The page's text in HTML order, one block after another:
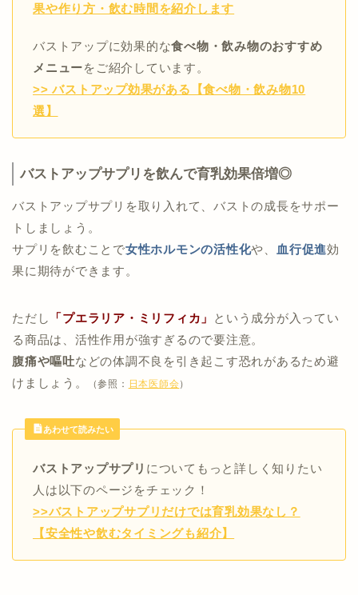
果や作り方・飲む時間を紹介します
バストアップに効果的な食べ物・飲み物のおすすめ
メニューをご紹介しています。
>> バストアップ効果がある【食べ物・飲み物10
選】
バストアップサプリを飲んで育乳効果倍増◎
バストアップサプリを取り入れて、バストの成長をサポー
トしましょう。
サプリを飲むことで女性ホルモンの活性化や、 血行促進効
果に期待ができます。
ただし 「プエラリア・ミリフィカ」
という成分が入ってい
る商品は、活性作用が強すぎるので要注意。
腹痛や嘔吐などの体調不良を引き起こす恐れがあるため避
けましょう。
（参照： 日本医師会）
あわせて読みたい
バストアップサプリ についてもっと詳しく知りたい
人は以下のページをチェック！
>>バストアップサプリだけでは育乳効果なし？
【安全性や飲むタイミングも紹介】